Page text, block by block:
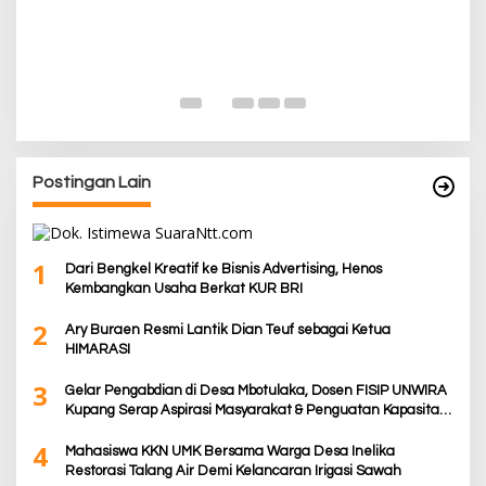
Postingan Lain
1
Dari Bengkel Kreatif ke Bisnis Advertising, Henos
Kembangkan Usaha Berkat KUR BRI
2
Ary Buraen Resmi Lantik Dian Teuf sebagai Ketua
HIMARASI
3
Gelar Pengabdian di Desa Mbotulaka, Dosen FISIP UNWIRA
Kupang Serap Aspirasi Masyarakat & Penguatan Kapasitas
4
Mahasiswa KKN UMK Bersama Warga Desa Inelika
Restorasi Talang Air Demi Kelancaran Irigasi Sawah